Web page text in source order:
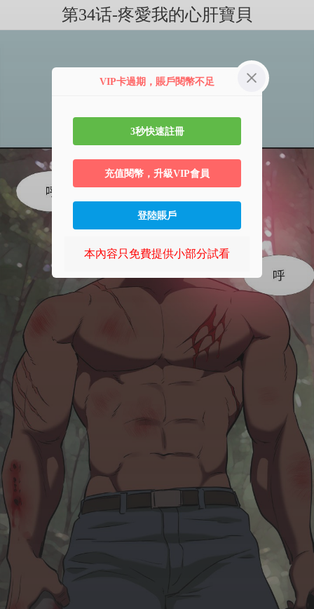
第34话-疼愛我的心肝寶貝
VIP卡過期，賬戶閱幣不足
3秒快速註冊
充值閱幣，升級VIP會員
登陸賬戶
本內容只免費提供小部分試看